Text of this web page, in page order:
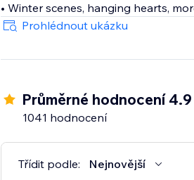
• Winter scenes, hanging hearts,
All effects are user-friendly - visitors
Customizable & Flexible
Celebrate Easter, Mother’s Day,
with effects that keep customers
Prohlédnout ukázku
Průměrné hodnocení 4.9
1041 hodnocení
Třídit podle: Nejnovější